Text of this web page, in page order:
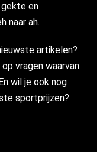
gekte en
naar ah.
artikelen?
vragen waarvan
wil je ook nog
sportprijzen?